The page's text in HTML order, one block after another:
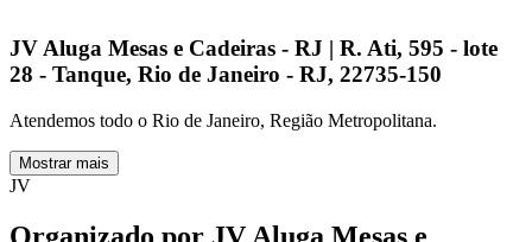
JV Aluga Mesas e Cadeiras - RJ | R. Ati, 595 - lote
28 - Tanque, Rio de Janeiro - RJ, 22735-150
Atendemos todo o Rio de Janeiro, Região Metropolitana.
Mostrar mais
JV